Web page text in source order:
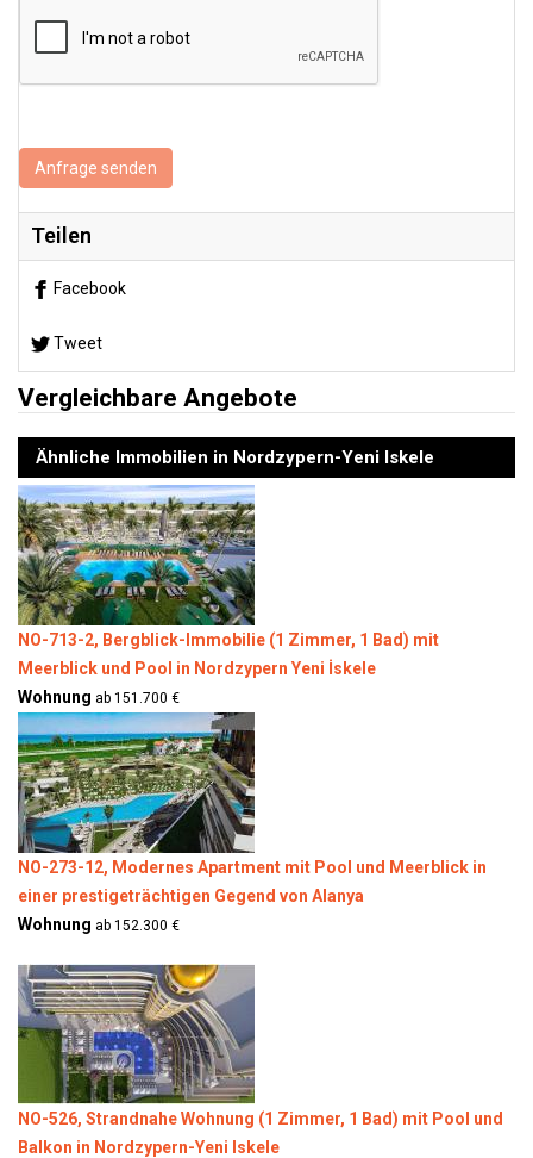
Anfrage senden
Teilen
Facebook
Tweet
Vergleichbare Angebote
Ähnliche Immobilien in Nordzypern-Yeni Iskele
NO-713-2, Bergblick-Immobilie (1 Zimmer, 1 Bad) mit
Meerblick und Pool in Nordzypern Yeni İskele
Wohnung ab 151.700 €
NO-273-12, Modernes Apartment mit Pool und Meerblick in
einer prestigeträchtigen Gegend von Alanya
Wohnung ab 152.300 €
NO-526, Strandnahe Wohnung (1 Zimmer, 1 Bad) mit Pool und
Balkon in Nordzypern-Yeni Iskele